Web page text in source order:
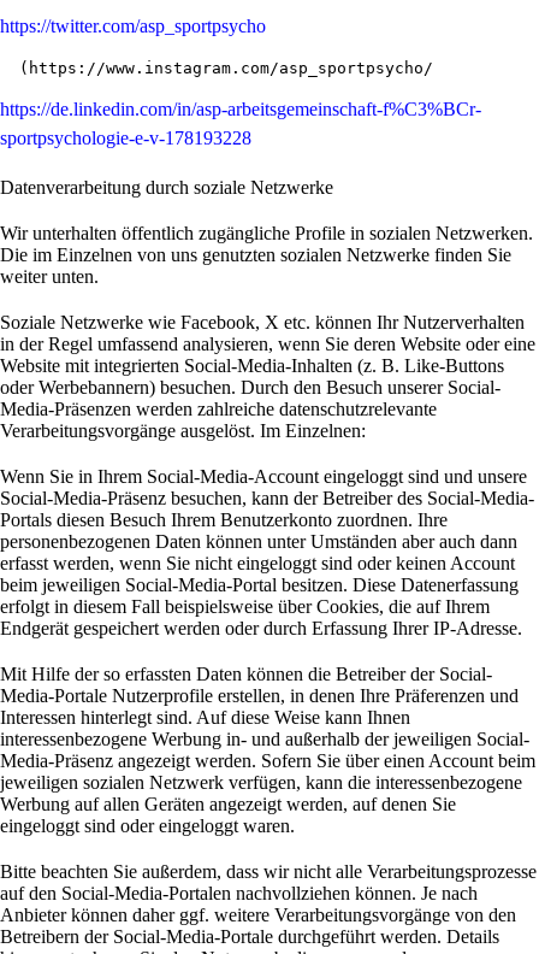
https://twitter.com/asp_sportpsycho
  (
https://www.instagram.com/asp_sportpsycho/
https://de.linkedin.com/in/asp-arbeitsgemeinschaft-f%C3%BCr-
sportpsychologie-e-v-178193228
Datenverarbeitung durch soziale Netzwerke
Wir unterhalten öffentlich zugängliche Profile in sozialen Netzwerken.
Die im Einzelnen von uns genutzten sozialen Netzwerke finden Sie
weiter unten.
Soziale Netzwerke wie Facebook, X etc. können Ihr Nutzerverhalten
in der Regel umfassend analysieren, wenn Sie deren Website oder eine
Website mit integrierten Social-Media-Inhalten (z. B. Like-Buttons
oder Werbebannern) besuchen. Durch den Besuch unserer Social-
Media-Präsenzen werden zahlreiche datenschutzrelevante
Verarbeitungsvorgänge ausgelöst. Im Einzelnen:
Wenn Sie in Ihrem Social-Media-Account eingeloggt sind und unsere
Social-Media-Präsenz besuchen, kann der Betreiber des Social-Media-
Portals diesen Besuch Ihrem Benutzerkonto zuordnen. Ihre
personenbezogenen Daten können unter Umständen aber auch dann
erfasst werden, wenn Sie nicht eingeloggt sind oder keinen Account
beim jeweiligen Social-Media-Portal besitzen. Diese Datenerfassung
erfolgt in diesem Fall beispielsweise über Cookies, die auf Ihrem
Endgerät gespeichert werden oder durch Erfassung Ihrer IP-Adresse.
Mit Hilfe der so erfassten Daten können die Betreiber der Social-
Media-Portale Nutzerprofile erstellen, in denen Ihre Präferenzen und
Interessen hinterlegt sind. Auf diese Weise kann Ihnen
interessenbezogene Werbung in- und außerhalb der jeweiligen Social-
Media-Präsenz angezeigt werden. Sofern Sie über einen Account beim
jeweiligen sozialen Netzwerk verfügen, kann die interessenbezogene
Werbung auf allen Geräten angezeigt werden, auf denen Sie
eingeloggt sind oder eingeloggt waren.
Bitte beachten Sie außerdem, dass wir nicht alle Verarbeitungsprozesse
auf den Social-Media-Portalen nachvollziehen können. Je nach
Anbieter können daher ggf. weitere Verarbeitungsvorgänge von den
Betreibern der Social-Media-Portale durchgeführt werden. Details